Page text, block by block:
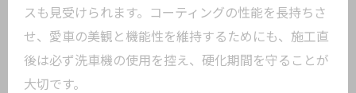
スも見受けられます。コーティングの性能を長持ちさ
せ、愛車の美観と機能性を維持するためにも、施工直
後は必ず洗車機の使用を控え、硬化期間を守ることが
大切です。